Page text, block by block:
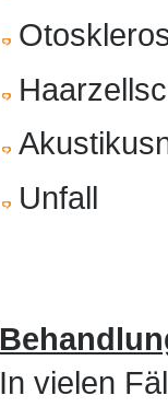
Unfall
In vielen